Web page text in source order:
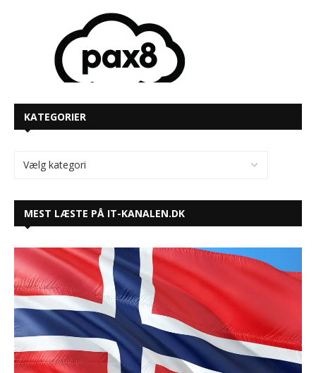
KATEGORIER
MEST LÆSTE PÅ IT-KANALEN.DK